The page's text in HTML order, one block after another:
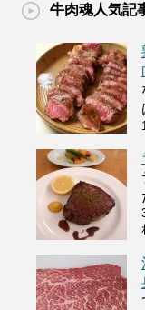
牛肉魂人気記